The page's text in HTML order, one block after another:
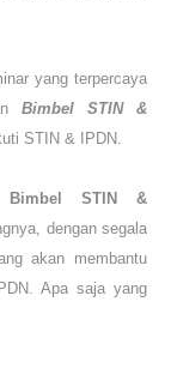
yang terpercaya
Bimbel STIN &
STIN & IPDN.
Bimbel STIN &
dengan segala
akan membantu
. Apa saja yang